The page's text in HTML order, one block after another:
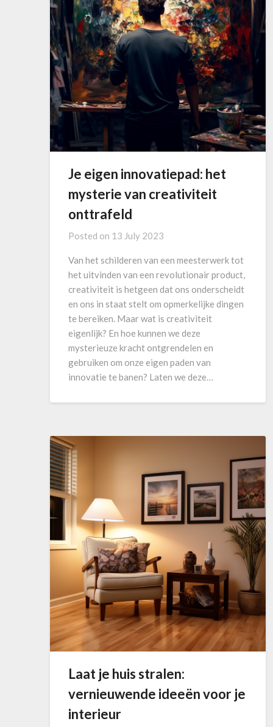
Je eigen innovatiepad: het
mysterie van creativiteit
onttrafeld
Posted on 13 July 2023
Van het schilderen van een meesterwerk tot
het uitvinden van een revolutionair product,
creativiteit is hetgeen dat ons onderscheidt
en ons in staat stelt om opmerkelijke dingen
te bereiken. Maar wat is creativiteit
eigenlijk? En hoe kunnen we deze
mysterieuze kracht ontgrendelen en
gebruiken om onze eigen paden van
innovatie te banen? Laten we deze…
Laat je huis stralen:
vernieuwende ideeën voor je
interieur